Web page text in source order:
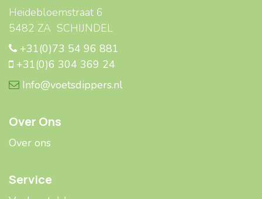
Heidebloemstraat 6
5482 ZA SCHIJNDEL
+31(0)73 54 96 881
+31(0)6 304 369 24
Info@voetsdippers.nl
Over Ons
Over ons
Service